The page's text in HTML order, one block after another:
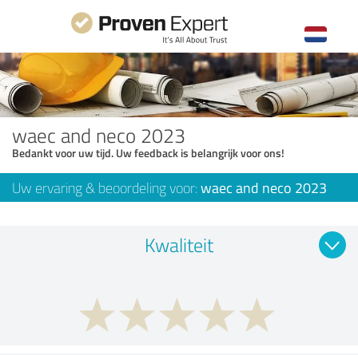
waec and neco 2023
Bedankt voor uw tijd. Uw feedback is belangrijk voor ons!
Uw ervaring & beoordeling voor: waec and neco 2023
Kwaliteit